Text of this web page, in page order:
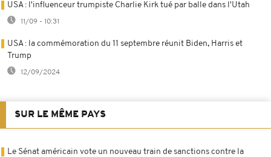
USA : l'influenceur trumpiste Charlie Kirk tué par balle dans l'Utah
11/09 - 10:31
USA : la commémoration du 11 septembre réunit Biden, Harris et
Trump
12/09/2024
SUR LE MÊME PAYS
Le Sénat américain vote un nouveau train de sanctions contre la